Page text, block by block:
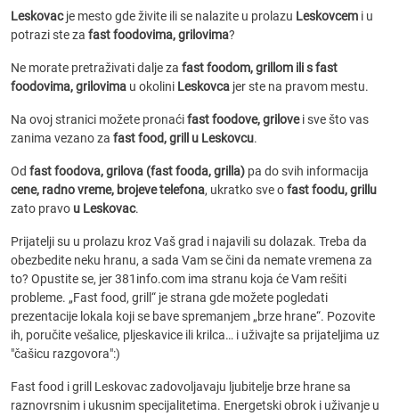
Leskovacje mesto gde živite ili se nalazite u prolazu Leskovcem i u
potrazi ste za fast foodovima, grilovima?
Ne morate pretraživati dalje za fast foodom, grillom ili s fast
foodovima, grilovima u okolini Leskovca jer ste na pravom mestu.
Na ovoj stranici možete pronaćifast foodove, grilovei sve što vas
zanima vezano za fast food, grill u Leskovcu.
Od fast foodova, grilova (fast fooda, grilla) pa do svih informacija
cene, radno vreme, brojeve telefona, ukratko sve ofast foodu, grillu
zato pravo u Leskovac.
Prijatelji su u prolazu kroz Vaš grad i najavili su dolazak. Treba da
obezbedite neku hranu, a sada Vam se čini da nemate vremena za
to? Opustite se, jer 381info.com ima stranu koja će Vam rešiti
probleme. „Fast food, grill“ je strana gde možete pogledati
prezentacije lokala koji se bave spremanjem „brze hrane“. Pozovite
ih, poručite vešalice, pljeskavice ili krilca… i uživajte sa prijateljima uz
"čašicu razgovora":)
Fast food i grill Leskovac zadovoljavaju ljubitelje brze hrane sa
raznovrsnim i ukusnim specijalitetima. Energetski obrok i uživanje u